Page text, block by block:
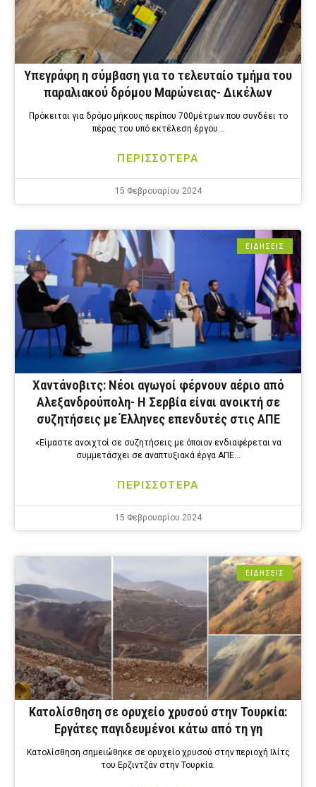
Υπεγράφη η σύμβαση για το τελευταίο τμήμα του
παραλιακού δρόμου Μαρώνειας- Δικέλων
Πρόκειται για δρόμο μήκους περίπου 700μέτρων που συνδέει το
πέρας του υπό εκτέλεση έργου…
ΠΕΡΙΣΣΟΤΕΡΑ
15 Φεβρουαρίου 2024
ΕΙΔΗΣΕΙΣ
Χαντάνοβιτς: Νέοι αγωγοί φέρνουν αέριο από
Αλεξανδρούπολη- Η Σερβία είναι ανοικτή σε
συζητήσεις με Έλληνες επενδυτές στις ΑΠΕ
«Είμαστε ανοιχτοί σε συζητήσεις με όποιον ενδιαφέρεται να
συμμετάσχει σε αναπτυξιακά έργα ΑΠΕ…
ΠΕΡΙΣΣΟΤΕΡΑ
15 Φεβρουαρίου 2024
ΕΙΔΗΣΕΙΣ
Κατολίσθηση σε ορυχείο χρυσού στην Τουρκία:
Εργάτες παγιδευμένοι κάτω από τη γη
Κατολίσθηση σημειώθηκε σε ορυχείο χρυσού στην περιοχή Ιλίτς
του Ερζιντζάν στην Τουρκία.